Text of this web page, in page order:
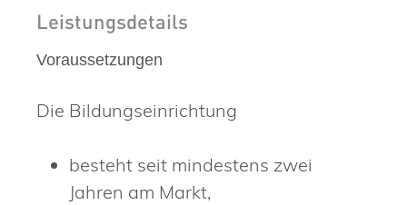
Leistungsdetails
Voraussetzungen
Die Bildungseinrichtung
besteht seit mindestens zwei
Jahren am Markt,